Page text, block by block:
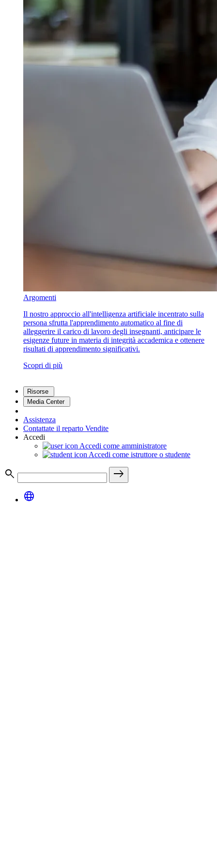
Argomenti
Il nostro approccio all'intelligenza artificiale incentrato sulla
persona sfrutta l'apprendimento automatico al fine di
alleggerire il carico di lavoro degli insegnanti, anticipare le
esigenze future in materia di integrità accademica e ottenere
risultati di apprendimento significativi.
Scopri di più
Risorse
Media Center
Assistenza
Contattate il reparto Vendite
Accedi
Accedi come amministratore
Accedi come istruttore o studente
search
east
language